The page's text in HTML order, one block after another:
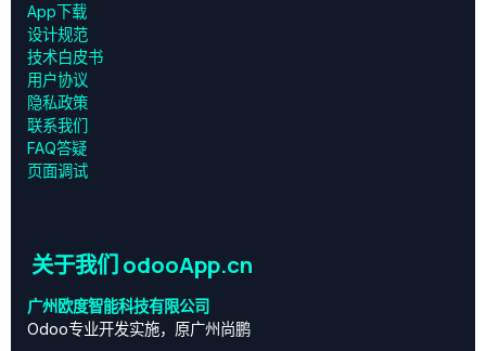
App下载
设计规范
技术白皮书
用户协议
‎隐私政策‎
联系我们
FAQ答疑
页面调试
关于我们 odooApp.cn
广州欧度智能科技有限公司
Odoo专业开发实施，原广州尚鹏